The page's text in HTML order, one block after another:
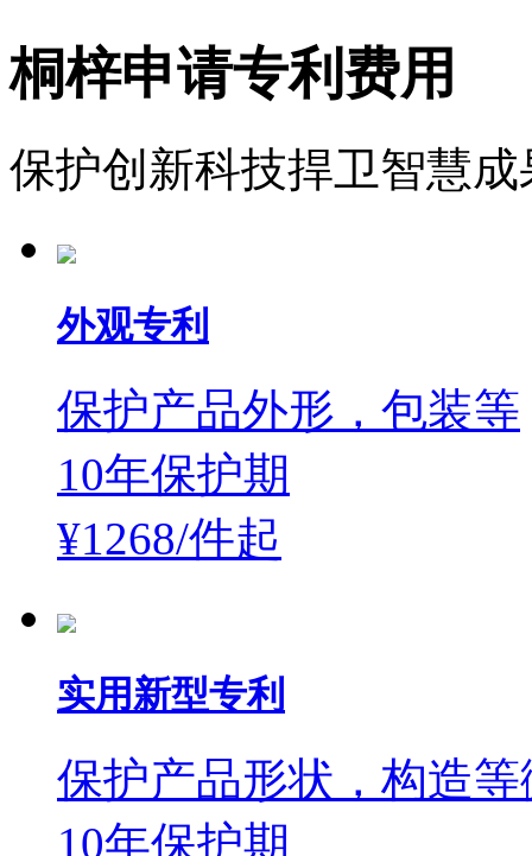
桐梓申请专利费用
保护创新科技捍卫智慧
外观专利
保护产品外形，包装等
10年保护期
¥1268/件起
实用新型专利
保护产品形状，构造
10年保护期